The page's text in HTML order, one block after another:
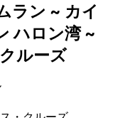
ラン ~ カイ
ハロン湾 ~
ルーズ